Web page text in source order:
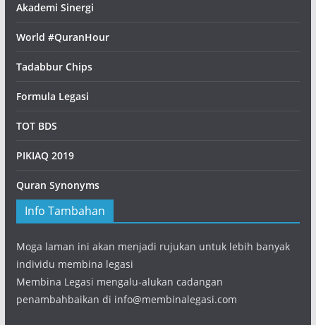
Akademi Sinergi
World #QuranHour
Tadabbur Chips
Formula Legasi
TOT BDS
PIKIAQ 2019
Quran Synonyms
Info Tambahan
Moga laman ini akan menjadi rujukan untuk lebih banyak
individu membina legasi
Membina Legasi mengalu-alukan cadangan
penambahbaikan di info@membinalegasi.com